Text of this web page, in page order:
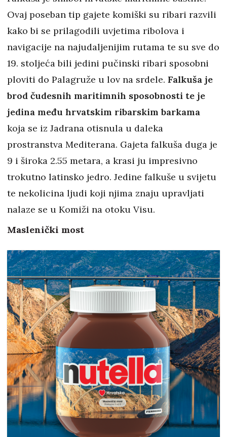
Ovaj poseban tip gajete komiški su ribari razvili
kako bi se prilagodili uvjetima ribolova i
navigacije na najudaljenijim rutama te su sve do
19. stoljeća bili jedini pučinski ribari sposobni
ploviti do Palagruže u lov na srdele. Falkuša je
brod čudesnih maritimnih sposobnosti te je
jedina među hrvatskim ribarskim barkama
koja se iz Jadrana otisnula u daleka
prostranstva Mediterana. Gajeta falkuša duga je
9 i široka 2.55 metara, a krasi ju impresivno
trokutno latinsko jedro. Jedine falkuše u svijetu
te nekolicina ljudi koji njima znaju upravljati
nalaze se u Komiži na otoku Visu.
Maslenički most